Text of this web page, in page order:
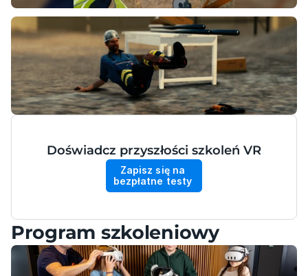
Doświadcz przyszłości szkoleń VR
Zapisz się na
bezpłatne testy
Program szkoleniowy